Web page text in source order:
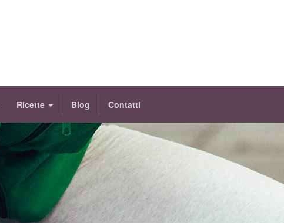
Ricette Blog Contatti